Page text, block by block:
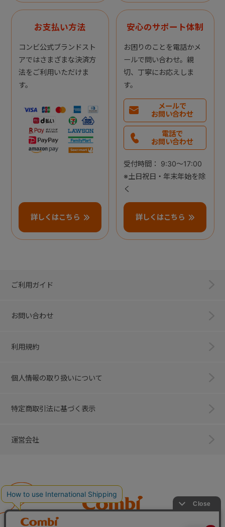
お支払い方法
コンビ公式ブランドスト
アではさまざまな決済方
法をご利用いただけま
す。
詳しくはこちら
安心のサポート体制
お困りのことを電話かメ
ールで問い合わせ。親
切、丁寧にお応えしま
す。
メールで
お問い合わせ
電話で
お問い合わせ
受付時間： 9:30～17:00
※土日祝日・年末年始を除
く
詳しくはこちら
ご利用ガイド
お問い合わせ
利用規約
個人情報の取り扱いについて
特定商取引法に基づく表示
運営会社